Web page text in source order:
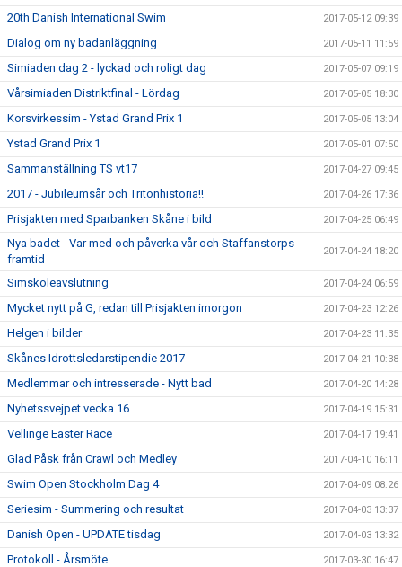
20th Danish International Swim 2017-05-12 09:39
Dialog om ny badanläggning 2017-05-11 11:59
Simiaden dag 2 - lyckad och roligt dag 2017-05-07 09:19
Vårsimiaden Distriktfinal - Lördag 2017-05-05 18:30
Korsvirkessim - Ystad Grand Prix 1 2017-05-05 13:04
Ystad Grand Prix 1 2017-05-01 07:50
Sammanställning TS vt17 2017-04-27 09:45
2017 - Jubileumsår och Tritonhistoria!! 2017-04-26 17:36
Prisjakten med Sparbanken Skåne i bild 2017-04-25 06:49
Nya badet - Var med och påverka vår och Staffanstorps
framtid
2017-04-24 18:20
Simskoleavslutning 2017-04-24 06:59
Mycket nytt på G, redan till Prisjakten imorgon 2017-04-23 12:26
Helgen i bilder 2017-04-23 11:35
Skånes Idrottsledarstipendie 2017 2017-04-21 10:38
Medlemmar och intresserade - Nytt bad 2017-04-20 14:28
Nyhetssvejpet vecka 16.... 2017-04-19 15:31
Vellinge Easter Race 2017-04-17 19:41
Glad Påsk från Crawl och Medley 2017-04-10 16:11
Swim Open Stockholm Dag 4 2017-04-09 08:26
Seriesim - Summering och resultat 2017-04-03 13:37
Danish Open - UPDATE tisdag 2017-04-03 13:32
Protokoll - Årsmöte 2017-03-30 16:47